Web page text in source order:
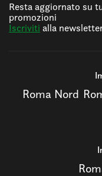
Resta aggiornato su
promozioni
Iscriviti alla
Roma Nord